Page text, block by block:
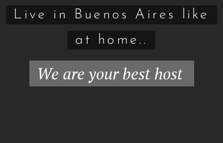
Live in Buenos Aires like
at home..
We are your best host